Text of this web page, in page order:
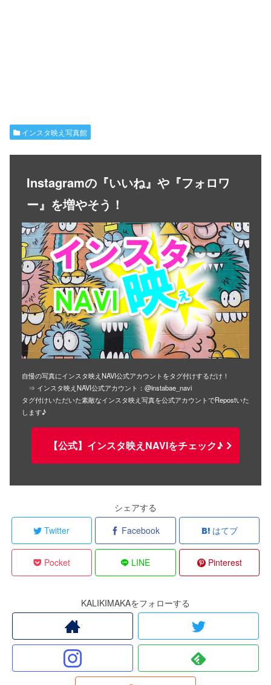
インスタ映え写真館
Instagramの『いいね』や『フォロワ
ー』を増やそう！
自慢の写真にインスタ映えNAVI公式アカウントをタグ付けするだけ！
⇒ インスタ映えNAVI公式アカウント：@instabae_navi
タグ付けいただいた素敵なインスタ映え写真を公式アカウントでRepostいた
します♪
【公式】インスタ映えNAVIをチェック♪
シェアする
Twitter
Facebook はてブ
Pocket LINE Pinterest
KALIKIMAKAをフォローする